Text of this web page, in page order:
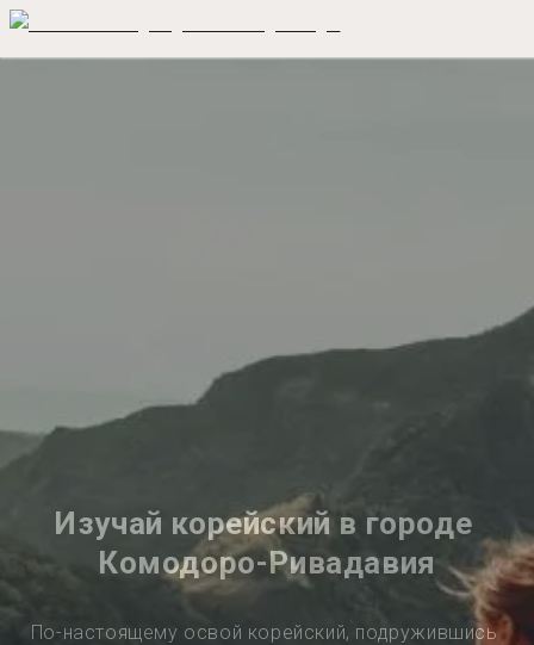
Изучай корейский в городе
Комодоро-Ривадавия
По-настоящему освой корейский, подружившись